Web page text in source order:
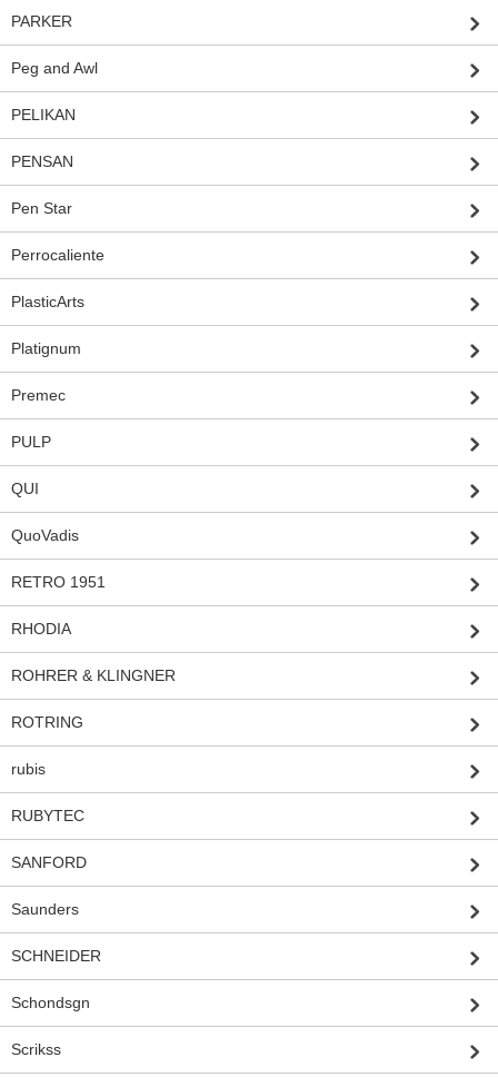
PARKER
Peg and Awl
PELIKAN
PENSAN
Pen Star
Perrocaliente
PlasticArts
Platignum
Premec
PULP
QUI
QuoVadis
RETRO 1951
RHODIA
ROHRER & KLINGNER
ROTRING
rubis
RUBYTEC
SANFORD
Saunders
SCHNEIDER
Schondsgn
Scrikss